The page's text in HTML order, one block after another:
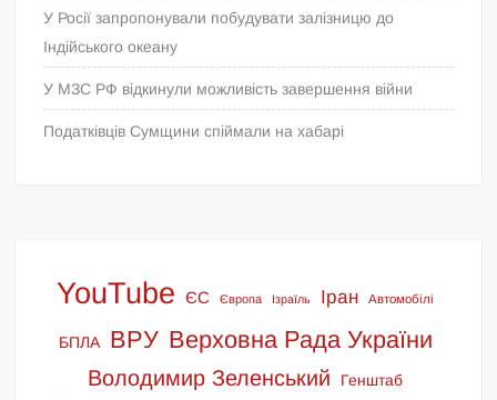
У Росії запропонували побудувати залізницю до
Індійського океану
У МЗС РФ відкинули можливість завершення війни
Податківців Сумщини спіймали на хабарі
YouTube ЄС Європа Ізраїль Іран Автомобілі
БПЛА ВРУ Верховна Рада України
Володимир Зеленський Генштаб